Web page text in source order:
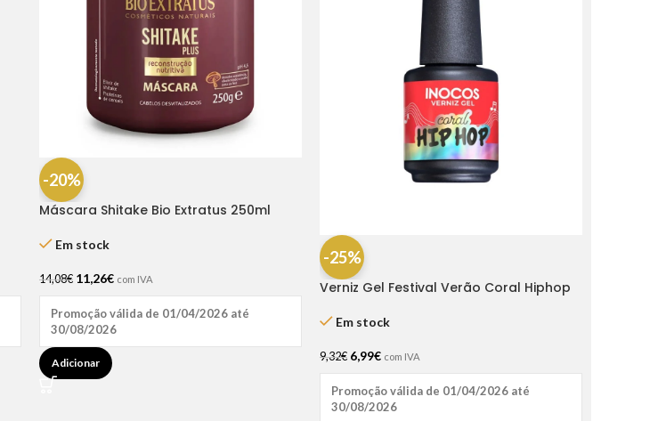
-20%
Máscara Shitake Bio Extratus 250ml
Em stock
14,08€ 11,26€ com IVA
Promoção válida de 01/04/2026 até
30/08/2026
Adicionar
-25%
Verniz Gel Festival Verão Coral Hiphop
Em stock
9,32€ 6,99€ com IVA
Promoção válida de 01/04/2026 até
30/08/2026